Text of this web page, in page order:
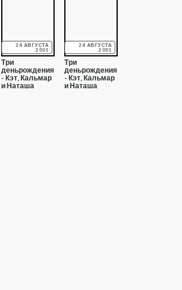
24 АВГУСТА
2001
Три
деньрождения
- Кэт, Кальмар
и Наташа
24 АВГУСТА
2001
Три
деньрождения
- Кэт, Кальмар
и Наташа